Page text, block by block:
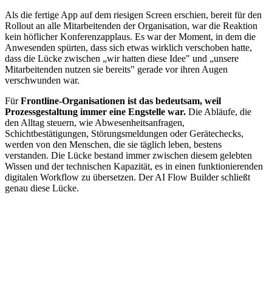
Als die fertige App auf dem riesigen Screen erschien, bereit für den
Rollout an alle Mitarbeitenden der Organisation, war die Reaktion
kein höflicher Konferenzapplaus. Es war der Moment, in dem die
Anwesenden spürten, dass sich etwas wirklich verschoben hatte,
dass die Lücke zwischen „wir hatten diese Idee" und „unsere
Mitarbeitenden nutzen sie bereits" gerade vor ihren Augen
verschwunden war.
FürFrontline-Organisationen ist das bedeutsam, weil
Prozessgestaltung immer eine Engstelle war. Die Abläufe, die
den Alltag steuern, wie Abwesenheitsanfragen,
Schichtbestätigungen, Störungsmeldungen oder Gerätechecks,
werden von den Menschen, die sie täglich leben, bestens
verstanden. Die Lücke bestand immer zwischen diesem gelebten
Wissen und der technischen Kapazität, es in einen funktionierenden
digitalen Workflow zu übersetzen. Der AI Flow Builder schließt
genau diese Lücke.